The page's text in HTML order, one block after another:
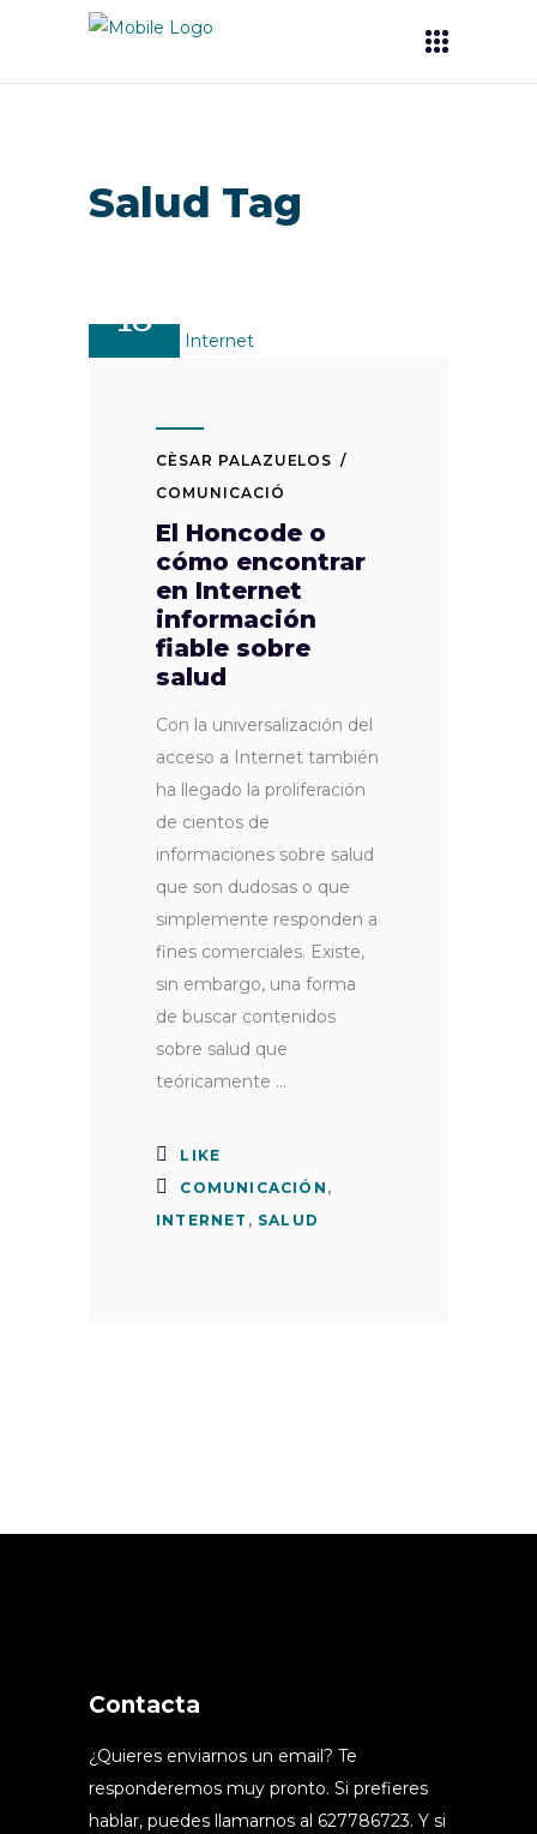
Salud Tag
18
CÈSAR PALAZUELOS
COMUNICACIÓ
El Honcode o
cómo encontrar
en Internet
información
fiable sobre
salud
Con la universalización del
acceso a Internet también
ha llegado la proliferación
de cientos de
informaciones sobre salud
que son dudosas o que
simplemente responden a
fines comerciales. Existe,
sin embargo, una forma
de buscar contenidos
sobre salud que
teóricamente
LIKE
COMUNICACIÓN ,
INTERNET , SALUD
Contacta
¿Quieres enviarnos un email? Te
responderemos muy pronto. Si prefieres
hablar, puedes llamarnos al 627786723. Y si